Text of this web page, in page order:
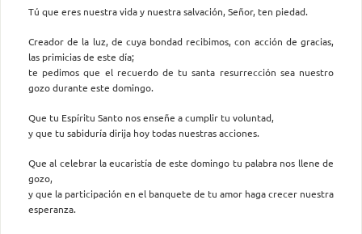
Tú que eres nuestra vida y nuestra salvación, Señor, ten piedad.
Creador de la luz, de cuya bondad recibimos, con acción de gracias,
las primicias de este día;
te pedimos que el recuerdo de tu santa resurrección sea nuestro
gozo durante este domingo.
Que tu Espíritu Santo nos enseñe a cumplir tu voluntad,
y que tu sabiduría dirija hoy todas nuestras acciones.
Que al celebrar la eucaristía de este domingo tu palabra nos llene de
gozo,
y que la participación en el banquete de tu amor haga crecer nuestra
esperanza.